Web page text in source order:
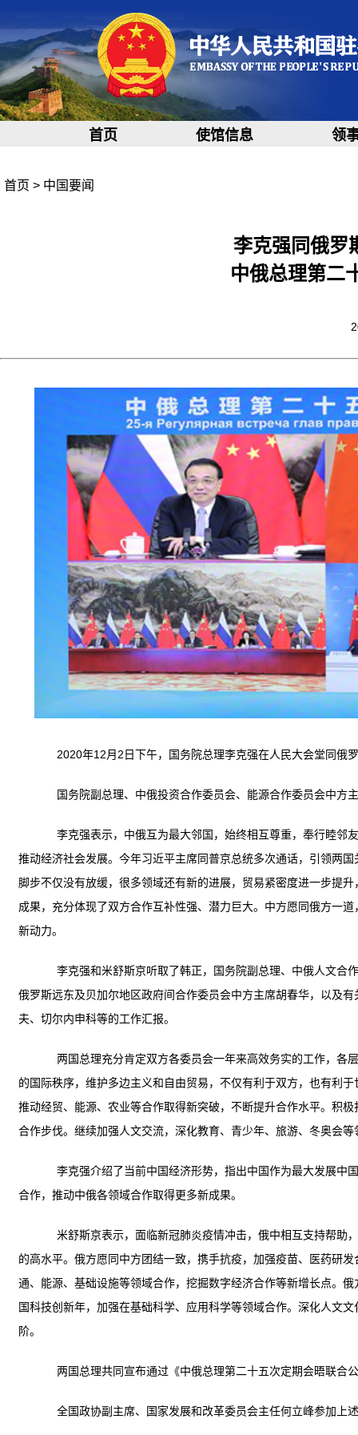
首页 使馆信息 领
首页 > 中国要闻
李克强同俄罗
中俄总理第二
2020年12月2日下午，国务院总理李克强在人民大会堂同俄
国务院副总理、中俄投资合作委员会、能源合作委员会中方
李克强表示，中俄互为最大邻国，始终相互尊重，奉行睦邻
推动经济社会发展。今年习近平主席同普京总统多次通话，引领两
脚步不仅没有放缓，很多领域还有新的进展，贸易紧密度进一步提
成果，充分体现了双方合作互补性强、潜力巨大。中方愿同俄方一
新动力。
李克强和米舒斯京听取了韩正，国务院副总理、中俄人文合
俄罗斯远东及贝加尔地区政府间合作委员会中方主席胡春华，以及
夫、切尔内申科等的工作汇报。
两国总理充分肯定双方各委员会一年来高效务实的工作，各
的国际秩序，维护多边主义和自由贸易，不仅有利于双方，也有利
推动经贸、能源、农业等合作取得新突破，不断提升合作水平。积
合作步伐。继续加强人文交流，深化教育、青少年、旅游、冬奥会
李克强介绍了当前中国经济形势，指出中国作为最大发展中
合作，推动中俄各领域合作取得更多新成果。
米舒斯京表示，面临新冠肺炎疫情冲击，俄中相互支持帮助
的高水平。俄方愿同中方团结一致，携手抗疫，加强疫苗、医药研
通、能源、基础设施等领域合作，挖掘数字经济合作等新增长点。
国科技创新年，加强在基础科学、应用科学等领域合作。深化人文
阶。
两国总理共同宣布通过《中俄总理第二十五次定期会晤联合
全国政协副主席、国家发展和改革委员会主任何立峰参加上